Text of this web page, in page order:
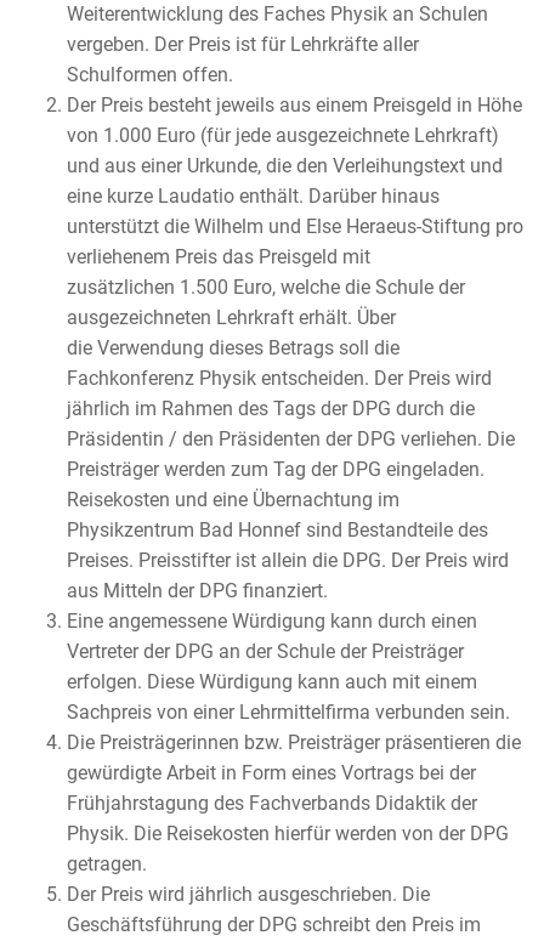
Weiterentwicklung des Faches Physik an Schulen
vergeben. Der Preis ist für Lehrkräfte aller
Schulformen offen.
Der Preis besteht jeweils aus einem Preisgeld in Höhe
von 1.000 Euro (für jede ausgezeichnete Lehrkraft)
und aus einer Urkunde, die den Verleihungstext und
eine kurze Laudatio enthält. Darüber hinaus
unterstützt die Wilhelm und Else Heraeus-Stiftung pro
verliehenem Preis das Preisgeld mit
zusätzlichen 1.500 Euro, welche die Schule der
ausgezeichneten Lehrkraft erhält. Über
die Verwendung dieses Betrags soll die
Fachkonferenz Physik entscheiden. Der Preis wird
jährlich im Rahmen des Tags der DPG durch die
Präsidentin / den Präsidenten der DPG verliehen. Die
Preisträger werden zum Tag der DPG eingeladen.
Reisekosten und eine Übernachtung im
Physikzentrum Bad Honnef sind Bestandteile des
Preises. Preisstifter ist allein die DPG. Der Preis wird
aus Mitteln der DPG finanziert.
Eine angemessene Würdigung kann durch einen
Vertreter der DPG an der Schule der Preisträger
erfolgen. Diese Würdigung kann auch mit einem
Sachpreis von einer Lehrmittelfirma verbunden sein.
Die Preisträgerinnen bzw. Preisträger präsentieren die
gewürdigte Arbeit in Form eines Vortrags bei der
Frühjahrstagung des Fachverbands Didaktik der
Physik. Die Reisekosten hierfür werden von der DPG
getragen.
Der Preis wird jährlich ausgeschrieben. Die
Geschäftsführung der DPG schreibt den Preis im